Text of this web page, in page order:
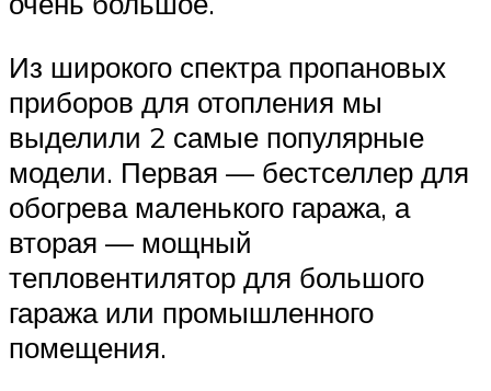
Из широкого спектра пропановых
приборов для отопления мы
выделили 2 самые популярные
модели. Первая — бестселлер для
обогрева маленького гаража, а
вторая — мощный
тепловентилятор для большого
гаража или промышленного
помещения.